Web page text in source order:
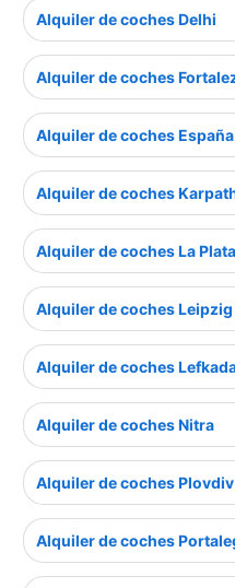
Alquiler de coches Delhi
Alquiler de coches
Alquiler de coches España
Alquiler de coches
Alquiler de coches La Plata
Alquiler de coches Leipzig
Alquiler de coches
Alquiler de coches Nitra
Alquiler de coches Plovdiv
Alquiler de coches